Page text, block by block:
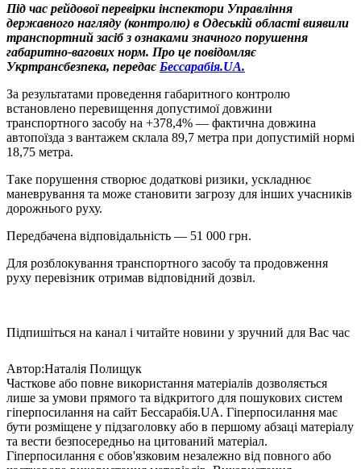
Під час рейдової перевірки інспектори Управління
державного нагляду (контролю) в Одеській області виявили
транспортний засіб з ознаками значного порушення
габаритно-вагових норм. Про це повідомляє
Укртрансбезпека, передає Бессарабія.UA.
За результатами проведення габаритного контролю
встановлено перевищення допустимої довжини
транспортного засобу на +378,4% — фактична довжина
автопоїзда з вантажем склала 89,7 метра при допустимій нормі
18,75 метра.
Таке порушення створює додаткові ризики, ускладнює
маневрування та може становити загрозу для інших учасників
дорожнього руху.
Передбачена відповідальність — 51 000 грн.
Для розблокування транспортного засобу та продовження
руху перевізник отримав відповідний дозвіл.
Підпишіться на канал і читайте новини у зручний для Вас час
Автор:Наталія Полищук
Часткове або повне використання матеріалів дозволяється
лише за умови прямого та відкритого для пошукових систем
гіперпосилання на сайт Бессарабія.UA. Гіперпосилання має
бути розміщене у підзаголовку або в першому абзаці матеріалу
та вести безпосередньо на цитований матеріал.
Гіперпосилання є обов'язковим незалежно від повного або